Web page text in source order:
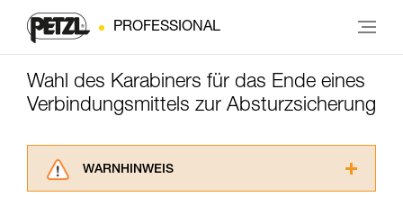
PROFESSIONAL
Wahl des Karabiners für das Ende eines
Verbindungsmittels zur Absturzsicherung
WARNHINWEIS